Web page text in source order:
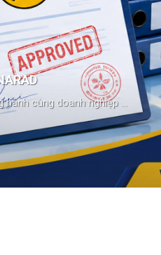
hành cùng doanh nghiệp ...